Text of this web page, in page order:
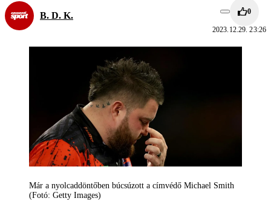
B. D. K. 0
2023.12.29. 23:26
Már a nyolcaddöntőben búcsúzott a címvédő Michael Smith
(Fotó: Getty Images)